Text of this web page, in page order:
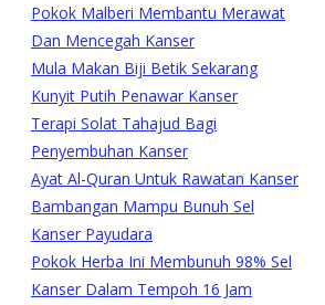
Pokok Malberi Membantu Merawat
Dan Mencegah Kanser
Mula Makan Biji Betik Sekarang
Kunyit Putih Penawar Kanser
Terapi Solat Tahajud Bagi
Penyembuhan Kanser
Ayat Al-Quran Untuk Rawatan Kanser
Bambangan Mampu Bunuh Sel
Kanser Payudara
Pokok Herba Ini Membunuh 98% Sel
Kanser Dalam Tempoh 16 Jam